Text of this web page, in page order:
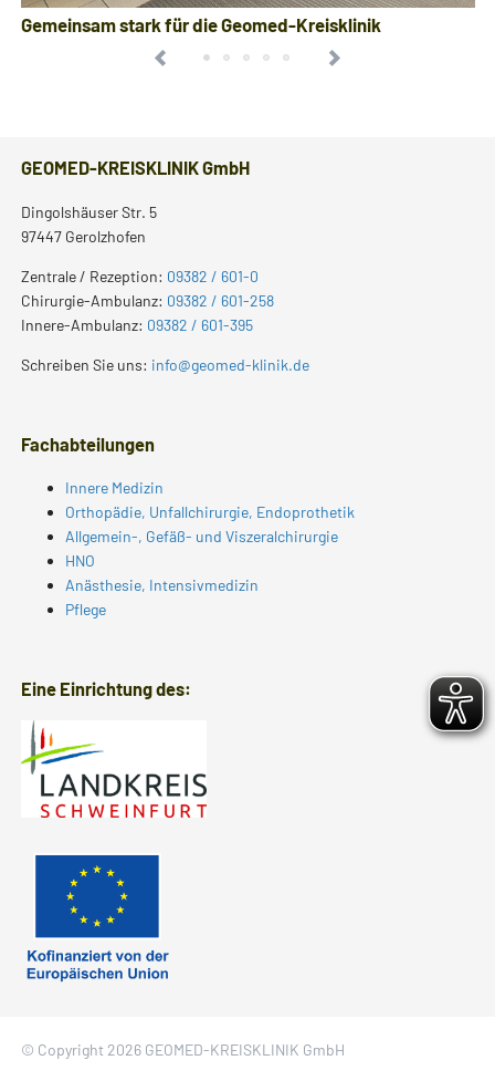
Gemeinsam stark für die Geomed-Kreisklinik
GEOMED-KREISKLINIK GmbH
Dingolshäuser Str. 5
97447 Gerolzhofen
Zentrale / Rezeption: 09382 / 601-0
Chirurgie-Ambulanz: 09382 / 601-258
Innere-Ambulanz: 09382 / 601-395
Schreiben Sie uns: info@geomed-klinik.de
Fachabteilungen
Innere Medizin
Orthopädie, Unfallchirurgie, Endoprothetik
Allgemein-, Gefäß- und Viszeralchirurgie
HNO
Anästhesie, Intensivmedizin
Pflege
Eine Einrichtung des:
© Copyright 2026 GEOMED-KREISKLINIK GmbH